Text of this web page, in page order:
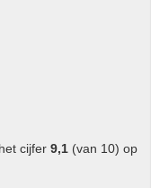
cijfer 9,1 (van 10) op